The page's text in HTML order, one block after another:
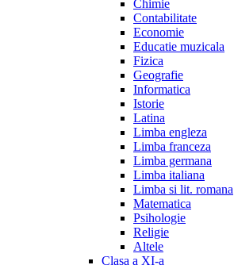
Chimie
Contabilitate
Economie
Educatie muzicala
Fizica
Geografie
Informatica
Istorie
Latina
Limba engleza
Limba franceza
Limba germana
Limba italiana
Limba si lit. romana
Matematica
Psihologie
Religie
Altele
Clasa a XI-a